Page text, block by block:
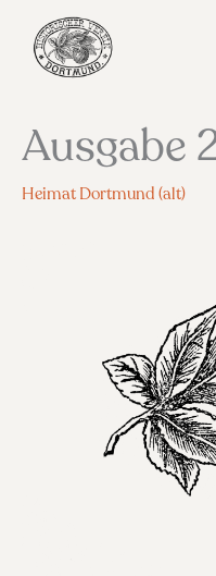
Inhalt
springen
Ausgabe
Heimat Dortmund (alt)